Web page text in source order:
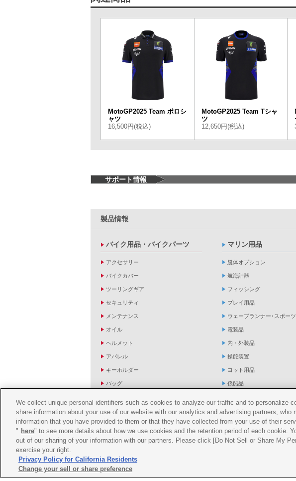
MotoGP2025 Team ポロシ
ャツ
16,500円(税込)
MotoGP2025 Team Tシャ
ツ
12,650円(税込)
サポート情報
製品情報
バイク用品・バイクパーツ
アクセサリー
バイクカバー
ツーリングギア
セキュリティ
メンテナンス
オイル
ヘルメット
アパレル
キーホルダー
バッグ
YZF R1/R6レーシングキットパーツ
マリン用品
艇体オプション
航海計器
フィッシング
プレイ用品
ウェーブランナー･スポーツ
電装品
内・外装品
操舵装置
ヨット用品
係船品
メンテナンス
アパレル
船外機
We collect unique personal identifiers such as cookies to analyze our traffic and to personalize
share information about your use of our website with our analytics and advertising partners, who
information that you have provided to them or that they have collected from your use of their
" here" to see more details about how we use cookies and the retention period of each cookie.
out of our sharing of your information with our partners. Please click [Do Not Sell or Share My
exercise your right.
Privacy Policy for California Residents
Change your sell or share preference